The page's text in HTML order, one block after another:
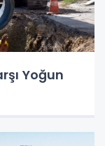
Yoğun